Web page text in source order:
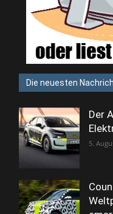
Die neuesten
Der
5.